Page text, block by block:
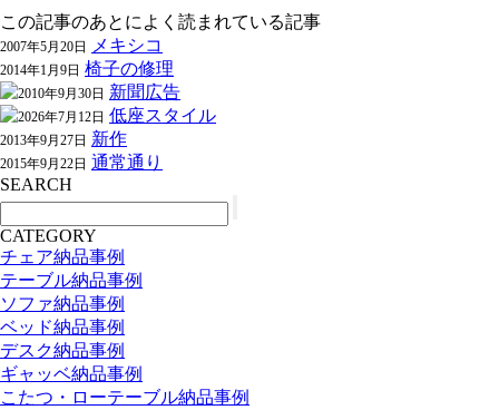
この記事のあとによく読まれている記事
2007年5月20日 メキシコ
2014年1月9日 椅子の修理
2010年9月30日 新聞広告
2026年7月12日 低座スタイル
2013年9月27日 新作
2015年9月22日 通常通り
SEARCH
CATEGORY
チェア納品事例
テーブル納品事例
ソファ納品事例
ベッド納品事例
デスク納品事例
ギャッベ納品事例
こたつ・ローテーブル納品事例